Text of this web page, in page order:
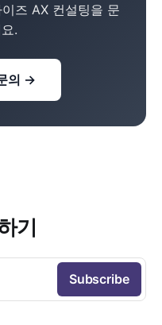
즈 AX 컨설팅을 문
.
의 →
기
Subscribe